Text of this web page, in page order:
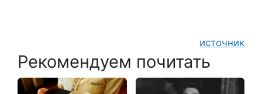
источник
Рекомендуем почитать